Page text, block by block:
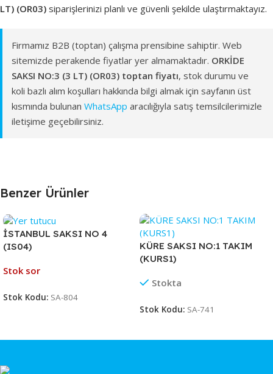
LT) (OR03) siparişlerinizi planlı ve güvenli şekilde ulaştırmaktayız.
Firmamız B2B (toptan) çalışma prensibine sahiptir. Web
sitemizde perakende fiyatlar yer almamaktadır. ORKİDE
SAKSI NO:3 (3 LT) (OR03) toptan fiyatı, stok durumu ve
koli bazlı alım koşulları hakkında bilgi almak için sayfanın üst
kısmında bulunan WhatsApp aracılığıyla satış temsilcilerimizle
iletişime geçebilirsiniz.
Benzer Ürünler
İSTANBUL SAKSI NO 4
(IS04)
Stok sor
Stok Kodu: SA-804
KÜRE SAKSI NO:1 TAKIM
(KURS1)
Stokta
Stok Kodu: SA-741